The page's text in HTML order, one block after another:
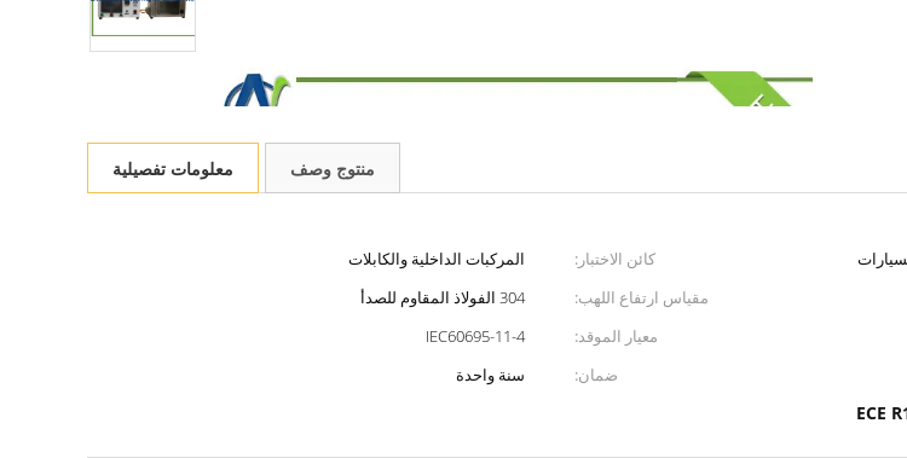
معلومات تفصيلية منتوج وصف
كائن الاختبار:
المركبات الداخلية والكابلات
مقياس ارتفاع اللهب:
304 الفولاذ المقاوم للصدأ
معيار الموقد:
IEC60695-11-4
ضمان:
سنة واحدة